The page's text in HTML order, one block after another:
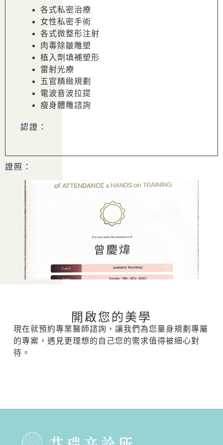
各式私密治療
女性私密手術
各式微整形注射
肉毒除皺雕塑
植入劑填補塑形
雷射光療
五官精緻規劃
電波音波拉提
瘦身體雕諮詢
認證：
證照：
開啟您的美學
現在就預約專業醫師諮詢，讓我們為您量身規劃專屬
的專案，遇見更理想的自己您的需求值得被細心對
待。